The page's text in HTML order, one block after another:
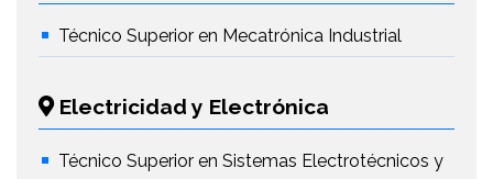
Técnico Superior en Mecatrónica Industrial
Electricidad y Electrónica
Técnico Superior en Sistemas Electrotécnicos y